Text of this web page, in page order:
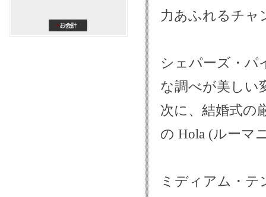
力あふれるチャ
シェパーズ・パ
な調べが美しい
次に、結婚式の
の Hola (ルーマ
ミディアム・